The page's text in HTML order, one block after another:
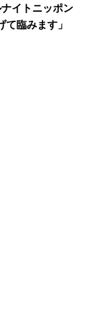
イトニッポン
臨みます」